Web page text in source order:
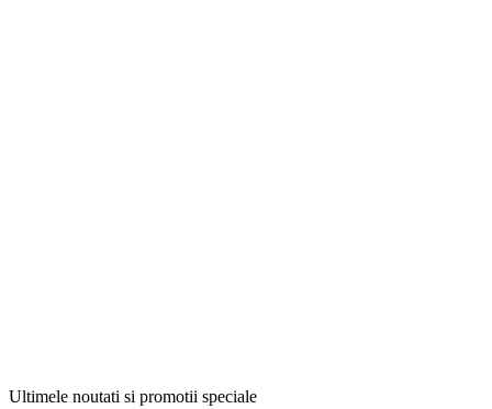
Ultimele noutati si promotii speciale